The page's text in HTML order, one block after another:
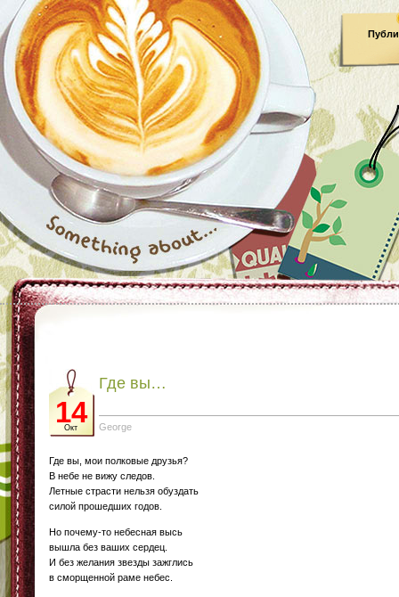
14
Окт
Где вы…
George
Где вы, мои полковые друзья?
В небе не вижу следов.
Летные страсти нельзя обуздать
силой прошедших годов.
Но почему-то небесная высь
вышла без ваших сердец.
И без желания звезды зажглись
в сморщенной раме небес.